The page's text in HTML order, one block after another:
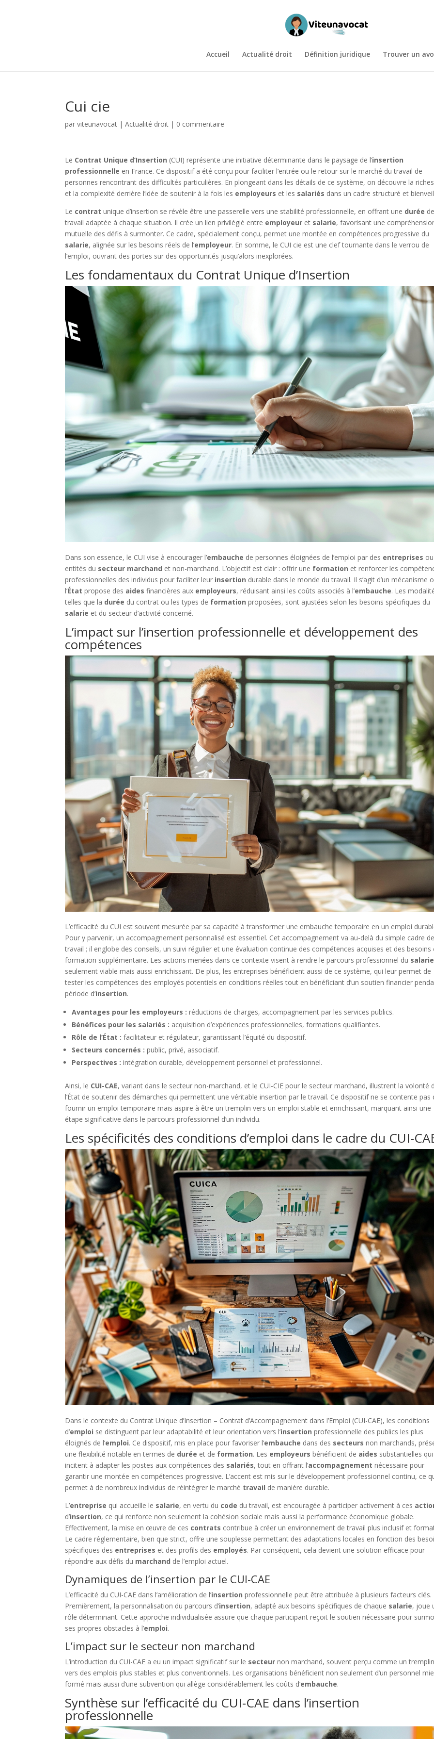
Accueil Actualité droit Définition juridique Trouver un
Cui cie
parviteunavocat |Actualité droit | 0 commentaire
Le Contrat Unique d’Insertion (CUI) représente une initiative déterminante dans le paysage de l’insertion
professionnelle en France. Ce dispositif a été conçu pour faciliter l’entrée ou le retour sur le marché du travail de
personnes rencontrant des difficultés particulières. En plongeant dans les détails de ce système, on découvre la
et la complexité derrière l’idée de soutenir à la fois les employeurs et les salariés dans un cadre structuré et
Le contrat unique d’insertion se révèle être une passerelle vers une stabilité professionnelle, en offrant une durée
travail adaptée à chaque situation. Il crée un lien privilégié entre employeur et salarie, favorisant une
mutuelle des défis à surmonter. Ce cadre, spécialement conçu, permet une montée en compétences progressive du
salarie, alignée sur les besoins réels de l’employeur. En somme, le CUI cie est une clef tournante dans le verrou de
l’emploi, ouvrant des portes sur des opportunités jusqu’alors inexplorées.
Les fondamentaux du Contrat Unique d’Insertion
Dans son essence, le CUI vise à encourager l’embauche de personnes éloignées de l’emploi par des entreprises
entités du secteur marchand et non-marchand. L’objectif est clair : offrir une formation et renforcer les
professionnelles des individus pour faciliter leur insertion durable dans le monde du travail. Il s’agit d’un mécanisme
l’État propose des aides financières aux employeurs, réduisant ainsi les coûts associés à l’embauche. Les
telles que la durée du contrat ou les types de formation proposées, sont ajustées selon les besoins spécifiques du
salarie et du secteur d’activité concerné.
L’impact sur l’insertion professionnelle et développement des
compétences
L’efficacité du CUI est souvent mesurée par sa capacité à transformer une embauche temporaire en un emploi
Pour y parvenir, un accompagnement personnalisé est essentiel. Cet accompagnement va au-delà du simple cadre
travail ; il englobe des conseils, un suivi régulier et une évaluation continue des compétences acquises et des besoins
formation supplémentaire. Les actions menées dans ce contexte visent à rendre le parcours professionnel du salarie
seulement viable mais aussi enrichissant. De plus, les entreprises bénéficient aussi de ce système, qui leur permet de
tester les compétences des employés potentiels en conditions réelles tout en bénéficiant d’un soutien financier
période d’insertion.
Avantages pour les employeurs : réductions de charges, accompagnement par les services publics.
Bénéfices pour les salariés : acquisition d’expériences professionnelles, formations qualifiantes.
Rôle de l’État : facilitateur et régulateur, garantissant l’équité du dispositif.
Secteurs concernés : public, privé, associatif.
Perspectives : intégration durable, développement personnel et professionnel.
Ainsi, le CUI-CAE, variant dans le secteur non-marchand, et le CUI-CIE pour le secteur marchand, illustrent la volonté
l’État de soutenir des démarches qui permettent une véritable insertion par le travail. Ce dispositif ne se contente pas
fournir un emploi temporaire mais aspire à être un tremplin vers un emploi stable et enrichissant, marquant ainsi une
étape significative dans le parcours professionnel d’un individu.
Les spécificités des conditions d’emploi dans le cadre du CUI-
Dans le contexte du Contrat Unique d’Insertion – Contrat d’Accompagnement dans l’Emploi (CUI-CAE), les conditions
d’emploi se distinguent par leur adaptabilité et leur orientation vers l’insertion professionnelle des publics les plus
éloignés de l’emploi. Ce dispositif, mis en place pour favoriser l’embauche dans des secteurs non marchands,
une flexibilité notable en termes de durée et de formation. Les employeurs bénéficient de aides substantielles
incitent à adapter les postes aux compétences des salariés, tout en offrant l’accompagnement nécessaire pour
garantir une montée en compétences progressive. L’accent est mis sur le développement professionnel continu, ce
permet à de nombreux individus de réintégrer le marché travail de manière durable.
L’entreprise qui accueille le salarie, en vertu du code du travail, est encouragée à participer activement à ces
d’insertion, ce qui renforce non seulement la cohésion sociale mais aussi la performance économique globale.
Effectivement, la mise en œuvre de ces contrats contribue à créer un environnement de travail plus inclusif et
Le cadre réglementaire, bien que strict, offre une souplesse permettant des adaptations locales en fonction des
spécifiques des entreprises et des profils des employés. Par conséquent, cela devient une solution efficace pour
répondre aux défis du marchand de l’emploi actuel.
Dynamiques de l’insertion par le CUI-CAE
L’efficacité du CUI-CAE dans l’amélioration de l’insertion professionnelle peut être attribuée à plusieurs facteurs clés.
Premièrement, la personnalisation du parcours d’insertion, adapté aux besoins spécifiques de chaque salarie, joue
rôle déterminant. Cette approche individualisée assure que chaque participant reçoit le soutien nécessaire pour
ses propres obstacles à l’emploi.
L’impact sur le secteur non marchand
L’introduction du CUI-CAE a eu un impact significatif sur le secteur non marchand, souvent perçu comme un
vers des emplois plus stables et plus conventionnels. Les organisations bénéficient non seulement d’un personnel
formé mais aussi d’une subvention qui allège considérablement les coûts d’embauche.
Synthèse sur l’efficacité du CUI-CAE dans l’insertion
professionnelle